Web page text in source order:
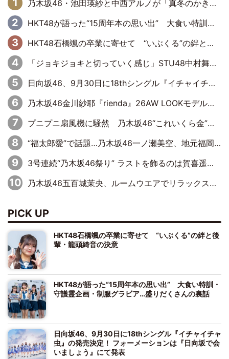
乃木坂46・池田瑛紗と中西アルノが「真冬のかき氷」騒動で火花散らす！ 因縁の裏にあるのは、逆境をともに“凌”ぐ似た者同士の絆
HKT48が語った“15周年本の思い出” 大食い特訓・守護霊企画・制服グラビア…盛りだくさんの裏話
HKT48石橋颯の卒業に寄せて “いぶくる”の絆と後輩・龍頭綺音の決意
「ジョキジョキと切っていく感じ」STU48中村舞、新しい挑戦は自らの手で
日向坂46、9月30日に18thシングル『イチャイチャ虫』の発売決定！ フォーメーションは『日向坂で会いましょう』にて発表
乃木坂46金川紗耶『rienda』26AW LOOKモデルに就任
プニプニ扇風機に騒然 乃木坂46“これいくら金”延長中は今回もわちゃわちゃ全開
“福太郎愛”で話題…乃木坂46一ノ瀬美空、地元福岡『めんべい25周年トップサポーター』に就任
3号連続“乃木坂46祭り” ラストを飾るのは賀喜遥香…5年ぶりの登場に「5年分大人になった私を見ていただけたら」
乃木坂46五百城茉央、ルームウエアでリラックス「今回のグラビアを見て成長を感じていただけるとうれしい」
PICK UP
HKT48石橋颯の卒業に寄せて “いぶくる”の絆と後
輩・龍頭綺音の決意
HKT48が語った“15周年本の思い出” 大食い特訓・
守護霊企画・制服グラビア…盛りだくさんの裏話
日向坂46、9月30日に18thシングル『イチャイチャ
虫』の発売決定！ フォーメーションは『日向坂で会
いましょう』にて発表